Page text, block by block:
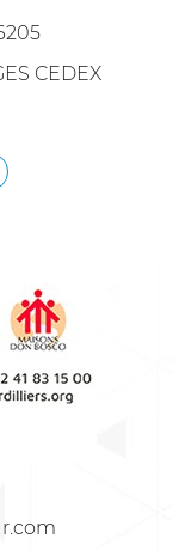
CEDEX